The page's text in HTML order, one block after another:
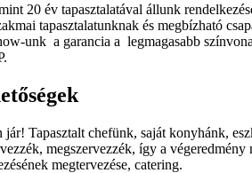
20 év tapasztalatával állunk
tapasztalatunknak és megbízható
unk a garancia a legmagasabb
Tapasztalt chefünk, saját konyhánk,
megszervezzék, így a
megtervezése, catering.